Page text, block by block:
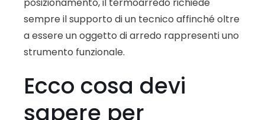
posizionamento, il termoarredo richiede
sempre il supporto di un tecnico affinché oltre
a essere un oggetto di arredo rappresenti uno
strumento funzionale.
Ecco cosa devi
sapere per